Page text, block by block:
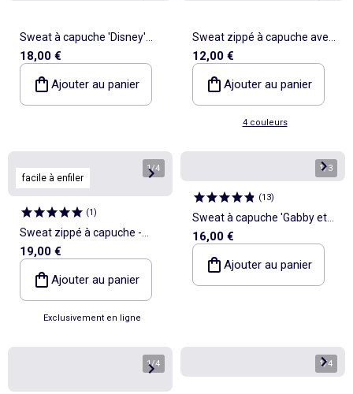
Sweat à capuche 'Disney'
'Stitch
18,00 €
Ajouter au panier
Sweat zippé à capuche avec
imprimé all over
12,00 €
Ajouter au panier
4 couleurs
facile à enfiler
1/4
(1)
Sweat zippé à capuche -
Collection facile à enfiler
19,00 €
Ajouter au panier
Exclusivement en ligne
1/3
(13)
Sweat à capuche 'Gabby et
la maison magique'
16,00 €
Ajouter au panier
1/4 1/4